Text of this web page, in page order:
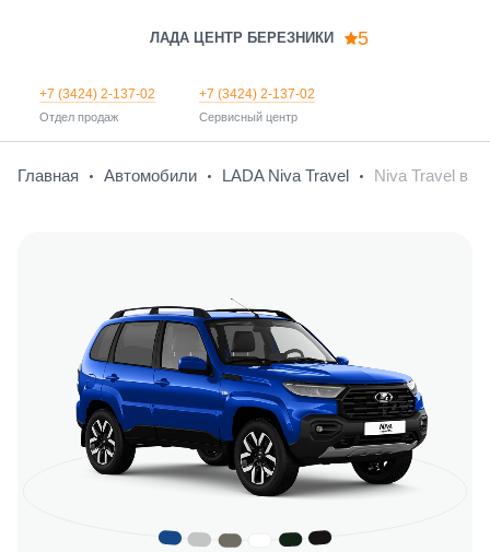
ЛАДА ЦЕНТР БЕРЕЗНИКИ 5
+7 (3424) 2-137-02
Отдел продаж
+7 (3424) 2-137-02
Сервисный центр
Главная Автомобили LADA Niva Travel Niva Travel в